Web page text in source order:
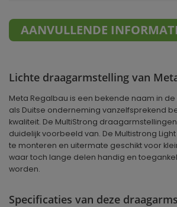
AANVULLENDE
Lichte draagarmstelling van
Meta Regalbau is een bekende naam in
als Duitse onderneming vanzelfsprekend
kwaliteit. De MultiStrong
duidelijk voorbeeld van. De Multistrong
te monteren en uitermate geschikt voor
waar toch lange delen handig en
worden.
Specificaties van deze